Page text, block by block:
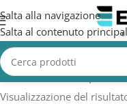
Salta alla navigazione
Salta al contenuto
Home/Prodotto Capacità
Visualizzazione del